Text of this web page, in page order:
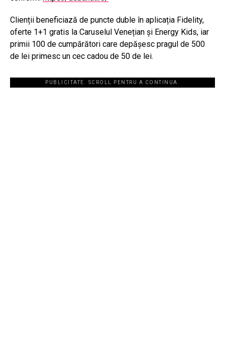
Clienții beneficiază de puncte duble în aplicația Fidelity,
oferte 1+1 gratis la Caruselul Venețian și Energy Kids, iar
primii 100 de cumpărători care depășesc pragul de 500
de lei primesc un cec cadou de 50 de lei.
PUBLICITATE. SCROLL PENTRU A CONTINUA.